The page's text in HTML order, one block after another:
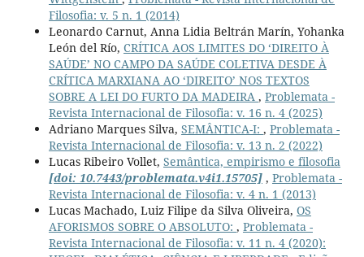
Filosofia: v. 5 n. 1 (2014)
Leonardo Carnut, Anna Lidia Beltrán Marín, Yohanka
León del Río, CRÍTICA AOS LIMITES DO ‘DIREITO À
SAÚDE’ NO CAMPO DA SAÚDE COLETIVA DESDE À
CRÍTICA MARXIANA AO ‘DIREITO’ NOS TEXTOS
SOBRE A LEI DO FURTO DA MADEIRA , Problemata -
Revista Internacional de Filosofia: v. 16 n. 4 (2025)
Adriano Marques Silva, SEMÂNTICA-I: , Problemata -
Revista Internacional de Filosofia: v. 13 n. 2 (2022)
Lucas Ribeiro Vollet, Semântica, empirismo e filosofia
[doi: 10.7443/problemata.v4i1.15705], Problemata -
Revista Internacional de Filosofia: v. 4 n. 1 (2013)
Lucas Machado, Luiz Filipe da Silva Oliveira, OS
AFORISMOS SOBRE O ABSOLUTO: , Problemata -
Revista Internacional de Filosofia: v. 11 n. 4 (2020):